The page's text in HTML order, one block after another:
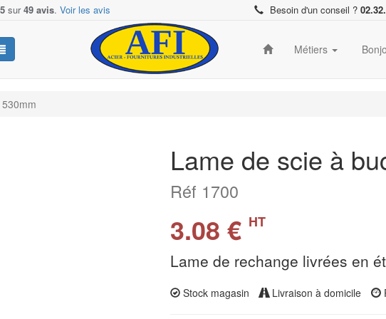
sur49 avis. Voir les avis Besoin d'un conseil ?
Métiers
Lame de scie à
Réf 1700
3.08 € HT
Lame de rechange livrées en
Stock magasin Livraison à domicile